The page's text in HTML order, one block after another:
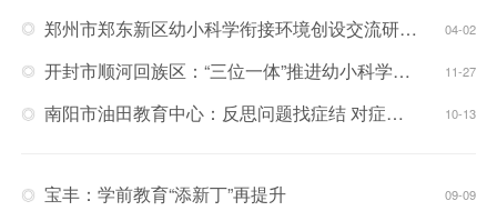
郑州市郑东新区幼小科学衔接环境创设交流研讨活动在郑东实幼举行 04-02
开封市顺河回族区：“三位一体”推进幼小科学衔接 11-27
南阳市油田教育中心：反思问题找症结 对症下药促发展 10-13
宝丰：学前教育“添新丁”再提升 09-09